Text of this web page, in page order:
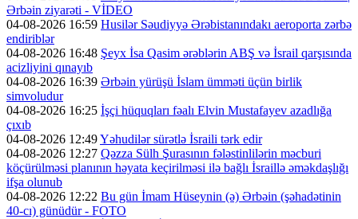
Ərbəin ziyarəti - VİDEO
04-08-2026 16:59 Husilər Səudiyyə Ərəbistanındakı aeroporta zərbə
endiriblər
04-08-2026 16:48 Şeyx İsa Qasim ərəblərin ABŞ və İsrail qarşısında
acizliyini qınayıb
04-08-2026 16:39 Ərbəin yürüşü İslam ümməti üçün birlik
simvoludur
04-08-2026 16:25 İşçi hüquqları fəalı Elvin Mustafayev azadlığa
çıxıb
04-08-2026 12:49Yəhudilər sürətlə İsraili tərk edir
04-08-2026 12:27 Qəzza Sülh Şurasının fələstinlilərin məcburi
köçürülməsi planının həyata keçirilməsi ilə bağlı İsraillə əməkdaşlığı
ifşa olunub
04-08-2026 12:22 Bu gün İmam Hüseynin (ə) Ərbəin (şəhadətinin
40-cı) günüdür - FOTO